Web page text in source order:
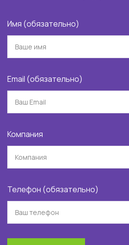
Имя (обязательно)
Email (обязательно)
Компания
Телефон (обязательно)